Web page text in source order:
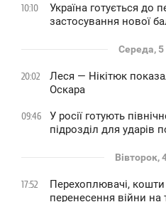
10:10
Україна готується до
застосування нової
Середа, 5
20:02
Леся — Нікітюк
Оскара
09:46
У росії готують
підрозділ для ударів
Вівторок,
17:52
Перехоплювачі, кошти
перенесення війни на